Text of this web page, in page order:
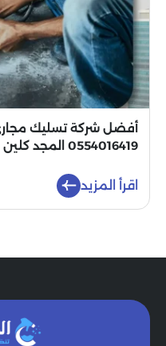
أفضل شركة تسليك
0554016419 المجد كلين
اقرأ المزيد